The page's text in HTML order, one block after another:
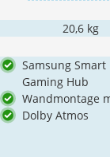
20,6 kg
Samsung Smart
Gaming Hub
Wandmontage
Dolby Atmos